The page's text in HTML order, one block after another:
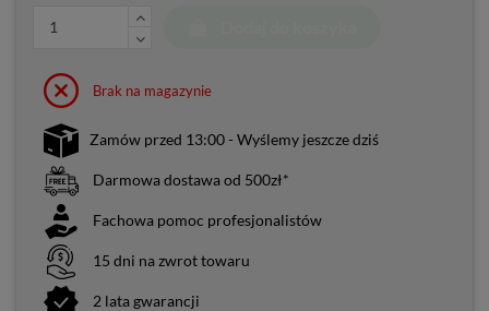
Brak na magazynie
Zamów przed 13:00 - Wyślemy jeszcze dziś
Darmowa dostawa od 500zł*
Fachowa pomoc profesjonalistów
15 dni na zwrot towaru
2 lata gwarancji